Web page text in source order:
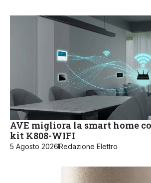
AVE migliora la smart home
kit K808-WIFI
5 Agosto 2026Redazione Elettro